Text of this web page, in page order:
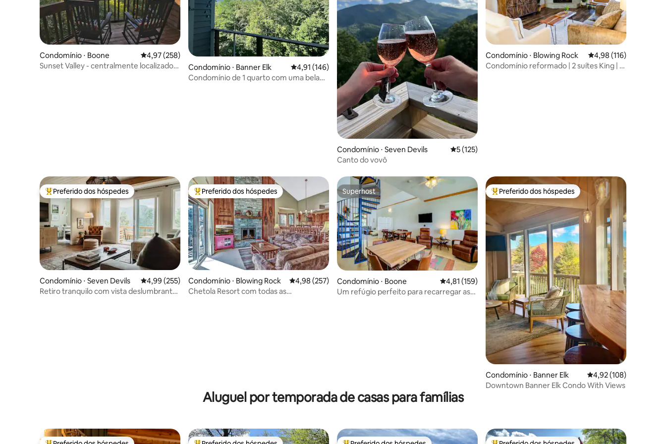
Condomínio ⋅ Boone 4,97 de uma avaliação média de 5, 258 avaliações
4,97 (258)
Sunset Valley - centralmente localizado
Condomínio ⋅ Banner Elk 4,91 de uma avaliação média de 5, 146 avaliações
4,91 (146)
Condomínio de 1 quarto com uma bela
Condomínio ⋅ Seven Devils 5 de uma avaliação média de 5, 125 avaliações
5 (125)
Canto do vovô
Condomínio ⋅ Blowing Rock 4,98 de uma avaliação
4,98 (116)
Condomínio reformado | 2 suítes King | A
Entre os melhores preferidos dos hóspedes
Preferido dos hóspedes
Condomínio ⋅ Seven Devils 4,99 de uma avaliação média de 5, 255 avaliações
4,99 (255)
Retiro tranquilo com vista deslumbrante
Entre os melhores preferidos dos hóspedes
Preferido dos hóspedes
Condomínio ⋅ Blowing Rock 4,98 de uma avaliação média de 5, 257 avaliações
4,98 (257)
Chetola Resort com todas as
Superhost
Superhost
Condomínio ⋅ Boone 4,81 de uma avaliação média de 5, 159 avaliações
4,81 (159)
Um refúgio perfeito para recarregar as
Entre os melhores preferidos dos hóspedes
Preferido dos hóspedes
Condomínio ⋅ Banner Elk 4,92 de uma avaliação
4,92 (108)
Downtown Banner Elk Condo With Views
Aluguel por temporada de casas para famílias